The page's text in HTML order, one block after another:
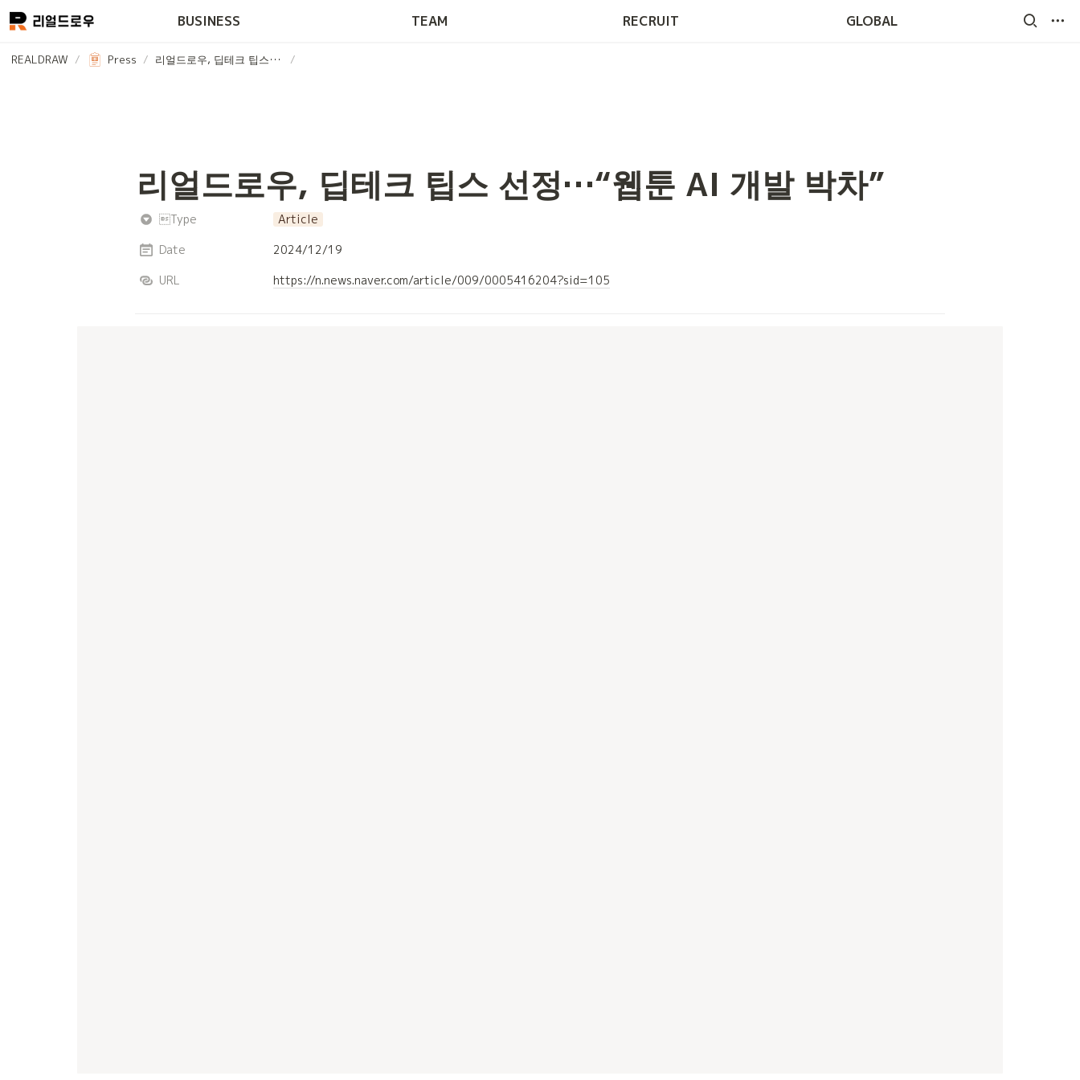
BUSINESS TEAM RECRUIT GLOBAL
REALDRAW / Press / 리얼드로우, 딥테크 팁스 선정…“웹툰 AI 개발 박차” /
Tech Blog
리얼드로우, 딥테크 팁스 선정…“웹툰 AI 개발 박차”
Type
Article
Date
2024/12/19
URL
https://n.news.naver.com/article/009/0005416204?sid=105